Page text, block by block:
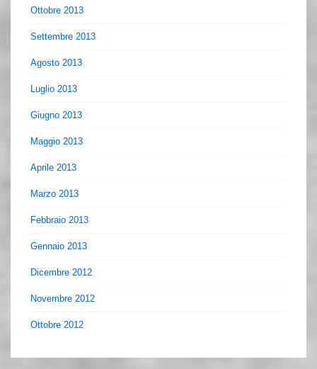
Ottobre 2013
Settembre 2013
Agosto 2013
Luglio 2013
Giugno 2013
Maggio 2013
Aprile 2013
Marzo 2013
Febbraio 2013
Gennaio 2013
Dicembre 2012
Novembre 2012
Ottobre 2012